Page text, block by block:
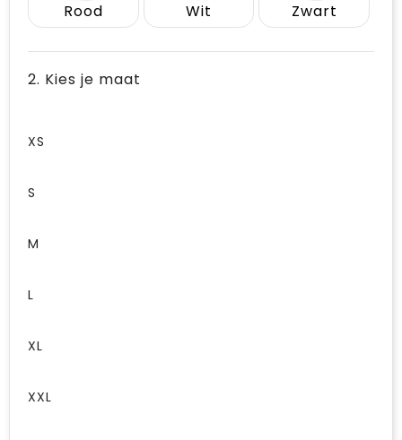
Rood Wit Zwart
2. Kies je maat
XS
S
M
L
XL
XXL